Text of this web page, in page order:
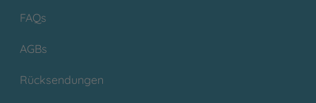
FAQs
AGBs
Rücksendungen